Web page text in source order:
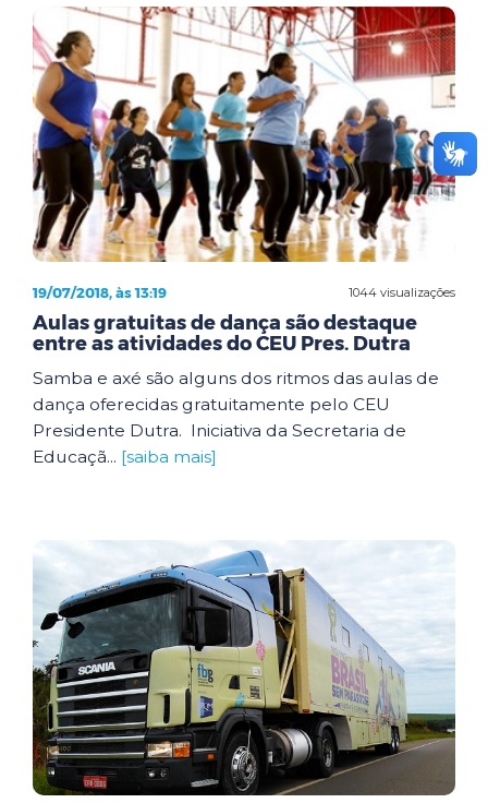
1044 visualizações
19/07/2018, às 13:19
Aulas gratuitas de dança são destaque
entre as atividades do CEU Pres. Dutra
Samba e axé são alguns dos ritmos das aulas de
dança oferecidas gratuitamente pelo CEU
Presidente Dutra. Iniciativa da Secretaria de
Educaçã... [saiba mais]